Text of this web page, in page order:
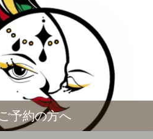
予約の方へ